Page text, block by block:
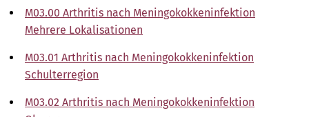
M03.00 Arthritis nach Meningokokkeninfektion
Mehrere Lokalisationen
M03.01 Arthritis nach Meningokokkeninfektion
Schulterregion
M03.02 Arthritis nach Meningokokkeninfektion